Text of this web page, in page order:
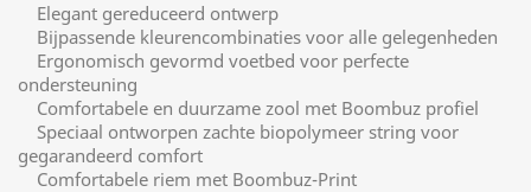
Elegant gereduceerd ontwerp
Bijpassende kleurencombinaties voor alle gelegenheden
Ergonomisch gevormd voetbed voor perfecte
ondersteuning
Comfortabele en duurzame zool met Boombuz profiel
Speciaal ontworpen zachte biopolymeer string voor
gegarandeerd comfort
Comfortabele riem met Boombuz-Print